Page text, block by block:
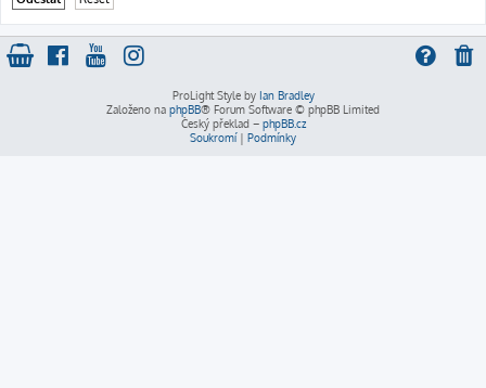
ProLight Style by Ian Bradley
Založeno na phpBB® Forum Software © phpBB Limited
Český překlad – phpBB.cz
Soukromí| Podmínky